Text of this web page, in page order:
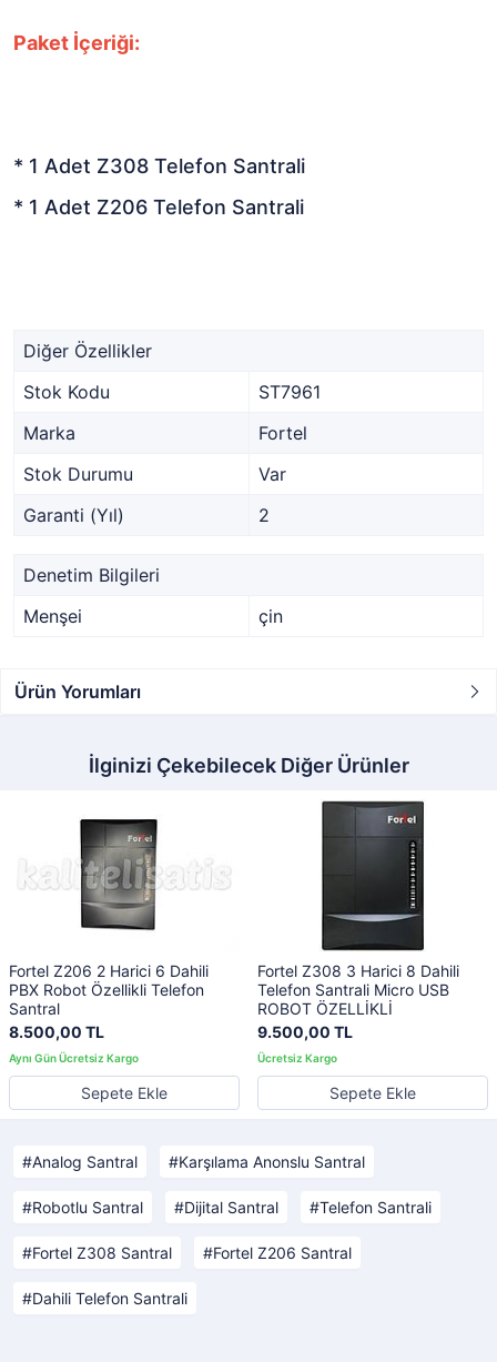
Paket İçeriği:
* 1 Adet Z308 Telefon Santrali
* 1 Adet Z206 Telefon Santrali
Diğer Özellikler
Stok Kodu
ST7961
Marka
Fortel
Stok Durumu
Var
Garanti (Yıl)
2
Denetim Bilgileri
Menşei
çin
Ürün Yorumları
İlginizi Çekebilecek Diğer Ürünler
Fortel Z206 2 Harici 6 Dahili
PBX Robot Özellikli Telefon
Santral
8.500,00 TL
Sepete Ekle
Fortel Z308 3 Harici 8 Dahili
Telefon Santrali Micro USB
ROBOT ÖZELLİKLİ
9.500,00 TL
Sepete Ekle
Analog Santral Karşılama Anonslu Santral
Robotlu Santral Dijital Santral Telefon Santrali
Fortel Z308 Santral Fortel Z206 Santral
Dahili Telefon Santrali